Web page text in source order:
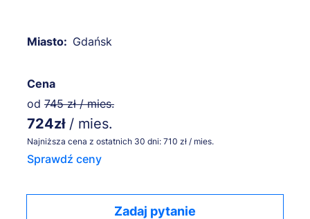
Miasto: Gdańsk
Cena
od 745 zł / mies.
724zł / mies.
Najniższa cena z ostatnich 30 dni: 710 zł / mies.
Sprawdź ceny
Zadaj pytanie